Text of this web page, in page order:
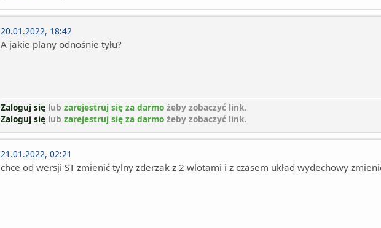
20.01.2022, 18:42
A jakie plany odnośnie tyłu?
Zaloguj się lub zarejestruj się za darmo żeby zobaczyć link.
Zaloguj się lub zarejestruj się za darmo żeby zobaczyć link.
21.01.2022, 02:21
chce od wersji ST zmienić tylny zderzak z 2 wlotami i z czasem układ wydechowy